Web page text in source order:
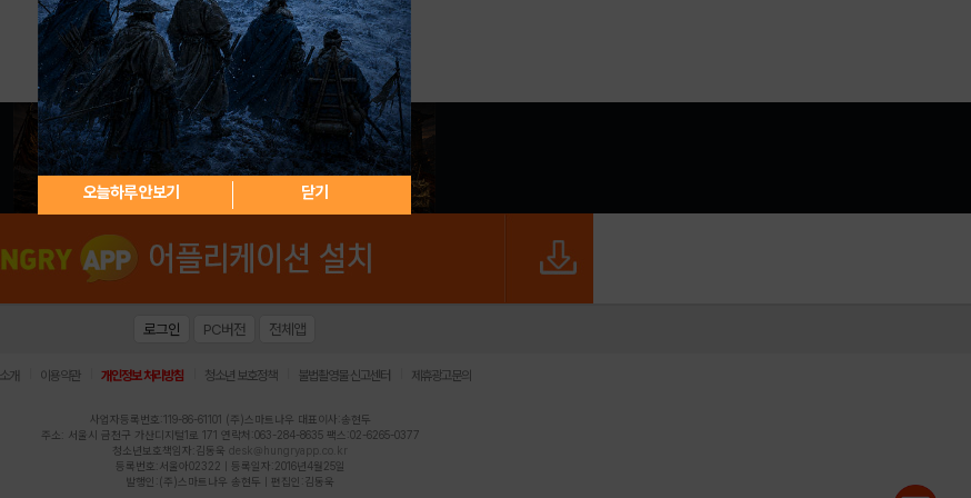
아이디 / 비밀번호 찾기 회원가입
오늘하루 안보기 닫기
로그인 PC버전 전체앱
개 이용약관 개인정보 처리방침 청소년 보호정책 불법촬영물 신고센터 제휴광고문의
사업자등록번호:119-86-61101 (주)스마트나우 대표이사:송현두
주소: 서울시 금천구 가산디지털1로 171 연락처:063-284-8635 팩스:02-6265-0377
청소년보호책임자:김동욱 desk@hungryapp.co.kr
등록번호:서울아02322 | 등록일자:2016년4월25일
발행인:(주)스마트나우 송현두 | 편집인:김동욱